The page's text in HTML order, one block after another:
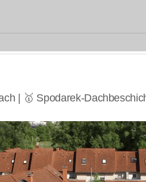
| 🥇 Spodarek-